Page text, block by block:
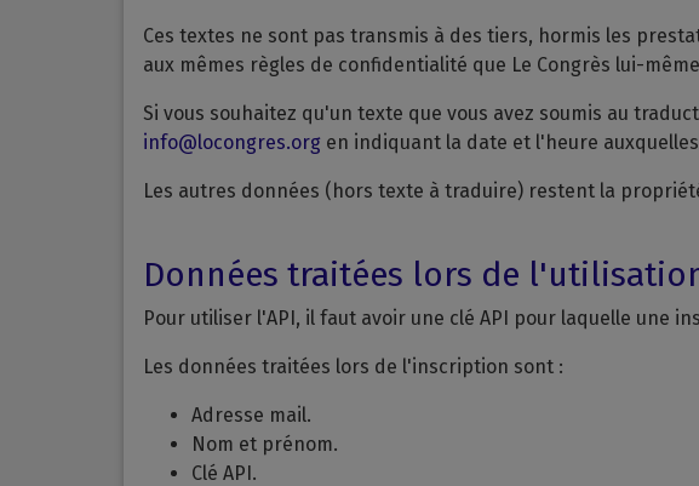
Ces textes ne sont pas transmis à des tiers, hormis les
aux mêmes règles de confidentialité que Le Congrès lui-
Si vous souhaitez qu'un texte que vous avez soumis au
info@locongres.org en indiquant la date et l'heure
Les autres données (hors texte à traduire) restent la
Données traitées lors de
Pour utiliser l'API, il faut avoir une clé API pour laquelle une
Les données traitées lors de l'inscription sont :
Adresse mail.
Nom et prénom.
Clé API.